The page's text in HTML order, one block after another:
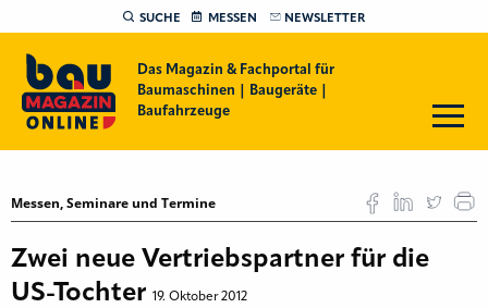
SUCHE MESSEN NEWSLETTER
Das Magazin & Fachportal für
Baumaschinen | Baugeräte |
Baufahrzeuge
Messen, Seminare und Termine
Zwei neue Vertriebspartner für die
US-Tochter 19. Oktober 2012